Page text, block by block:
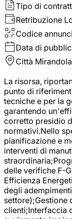
Tipo di
Retribuzione
Codice
Data di
Città Mirandola
La risorsa,
punto di
tecniche e per la
garantendo
corretto presidio
normativi.Nello
pianificazione e
interventi di
delle verifiche F-
Efficienza
degli
settore);Gestione
clienti;Interfaccia